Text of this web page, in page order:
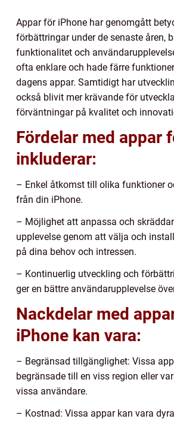
Appar för iPhone har genomgått
förbättringar under de senaste åren,
funktionalitet och
ofta enklare och hade färre
dagens appar. Samtidigt har
också blivit mer krävande för
förväntningar på kvalitet och
Fördelar med appar
inkluderar:
– Enkel åtkomst till olika funktioner
från din iPhone.
– Möjlighet att anpassa och
upplevelse genom att välja och
på dina behov och intressen.
– Kontinuerlig utveckling och
ger en bättre användarupplevelse
Nackdelar med
iPhone kan vara:
– Begränsad tillgänglighet: Vissa
begränsade till en viss region eller
vissa användare.
– Kostnad: Vissa appar kan vara